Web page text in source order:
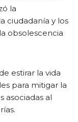
la
ciudadanía y los
obsolescencia
estirar la vida
para mitigar la
asociadas al